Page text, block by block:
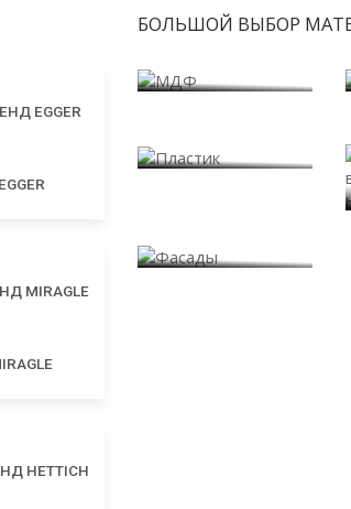
EGGER
БОЛЬШОЙ ВЫБОР